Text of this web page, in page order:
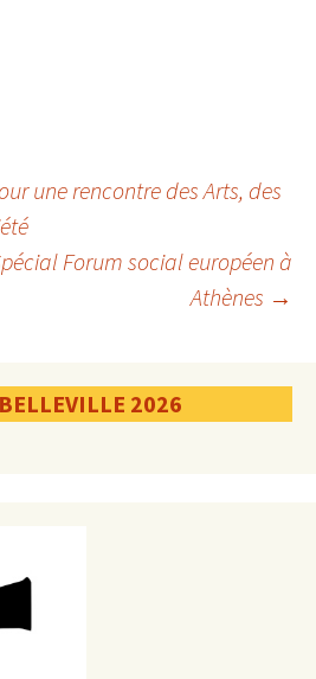
une rencontre des Arts, des
Forum social européen à
Athènes →
2026